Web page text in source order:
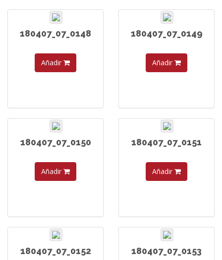
180407_07_0148
Añadir
180407_07_0149
Añadir
180407_07_0150
Añadir
180407_07_0151
Añadir
180407_07_0152 180407_07_0153